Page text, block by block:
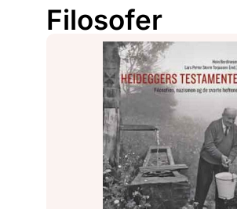
Filosofer